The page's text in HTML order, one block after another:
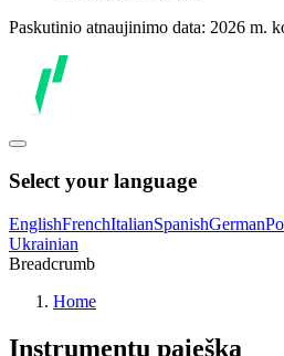
Paskutinio atnaujinimo data: 2026 m.
Select your language
EnglishFrenchItalianSpanishGerman
Ukrainian
Breadcrumb
Home
Instrumentų paieška